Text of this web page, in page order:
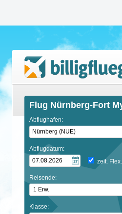
Flug Nürnberg-Fort
Abflughafen:
Abflugdatum:
zeit. Flex.
Reisende:
Klasse: